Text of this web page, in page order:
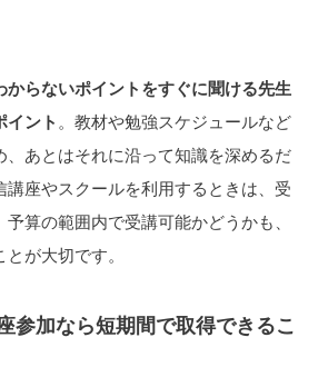
からないポイントをすぐに聞ける先生
イント 。教材や勉強スケジュールなど
、あとはそれに沿って知識を深めるだ
講座やスクールを利用するときは、受
算の範囲内で受講可能かどうかも、
が大切です。
参加なら短期間で取得できるこ